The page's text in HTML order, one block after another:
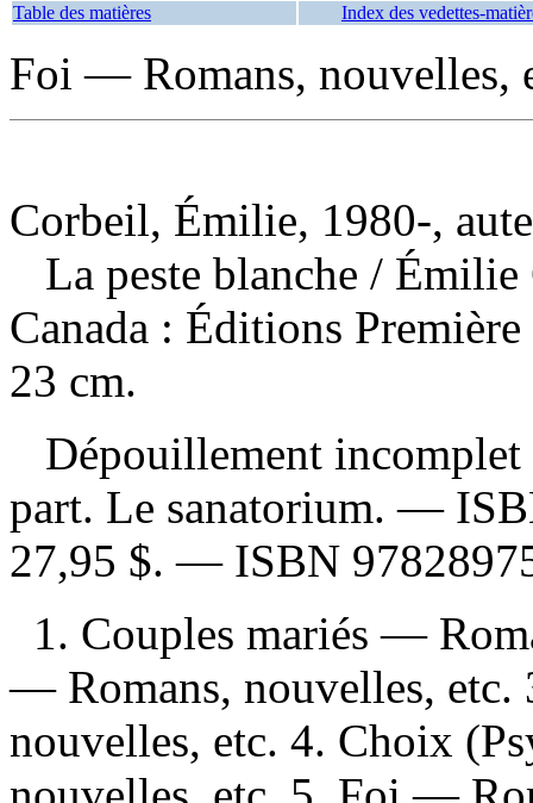
Table des matières Index des vedettes-
Foi — Romans, nouvelles,
Corbeil, Émilie, 1980-,
La peste blanche / Émilie
Canada : Éditions
23 cm.
Dépouillement
part. Le sanatorium. —
27,95 $. — ISBN
1. Couples mariés —
— Romans, nouvelles,
nouvelles, etc. 4. Choix